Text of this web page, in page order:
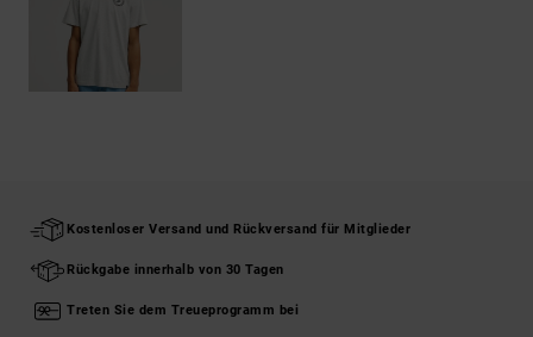
Kostenloser Versand und Rückversand für Mitglieder
Rückgabe innerhalb von 30 Tagen
Treten Sie dem Treueprogramm bei